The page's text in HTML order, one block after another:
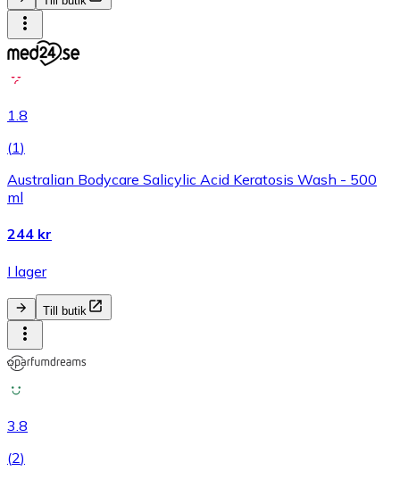
1.8
(1)
Australian Bodycare Salicylic Acid Keratosis Wash - 500
ml
244 kr
I lager
Till butik
3.8
(2)